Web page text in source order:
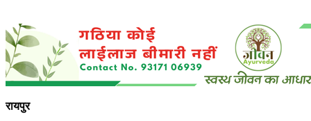
रायपुर